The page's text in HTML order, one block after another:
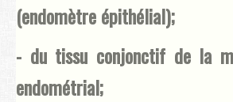
(endomètre épithélial);
- du tissu conjonctif de la
endométrial;